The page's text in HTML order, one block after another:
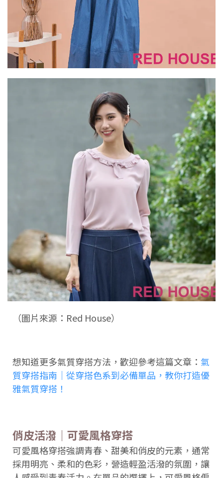
（圖片來源：Red House）
想知道更多氣質穿搭方法，歡迎參考這篇文章： 氣
質穿搭指南｜從穿搭色系到必備單品，教你打造優
雅氣質穿搭！
俏皮活潑｜可愛風格穿搭
可愛風格穿搭強調青春、甜美和俏皮的元素，通常
採用明亮、柔和的色彩，營造輕盈活潑的氛圍，讓